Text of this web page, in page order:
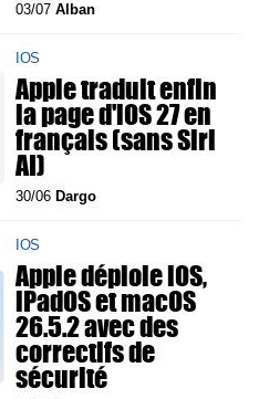
03/07Alban
IOS
Apple traduit enfin
la page d'iOS 27 en
français (sans Siri
AI)
30/06 Dargo
IOS
Apple déploie iOS,
iPadOS et macOS
26.5.2 avec des
correctifs de
sécurité